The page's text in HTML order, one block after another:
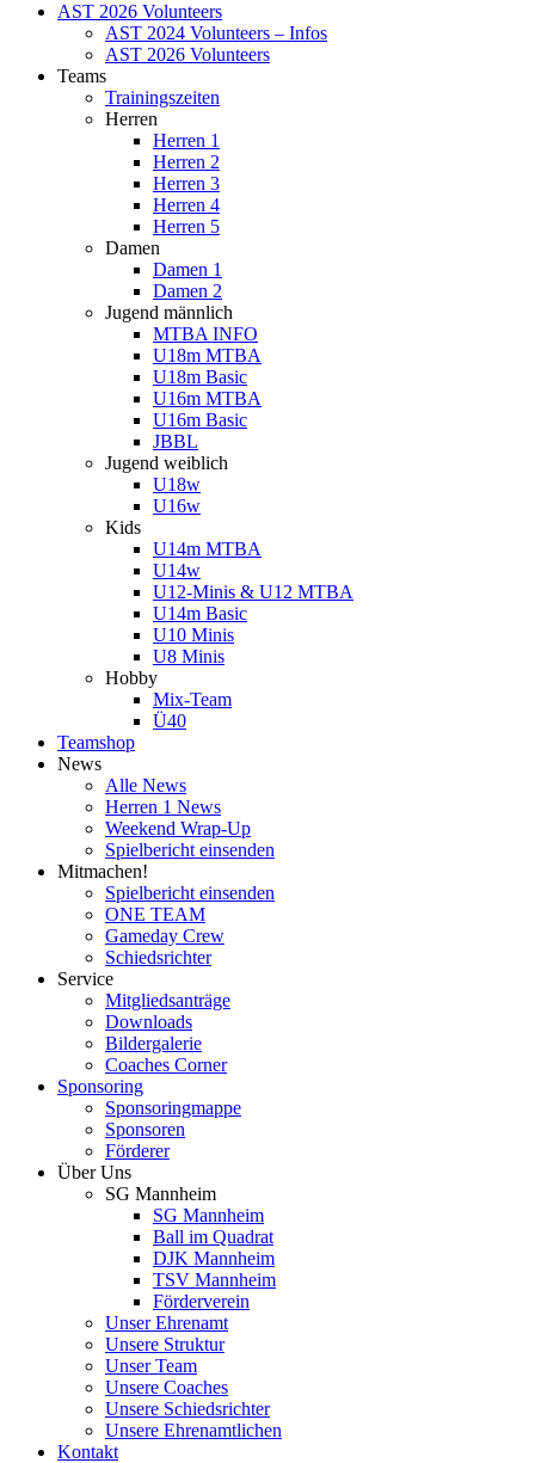
AST 2026 Volunteers
AST 2024 Volunteers – Infos
AST 2026 Volunteers
Teams
Trainingszeiten
Herren
Herren 1
Herren 2
Herren 3
Herren 4
Herren 5
Damen
Damen 1
Damen 2
Jugend männlich
MTBA INFO
U18m MTBA
U18m Basic
U16m MTBA
U16m Basic
JBBL
Jugend weiblich
U18w
U16w
Kids
U14m MTBA
U14w
U12-Minis & U12 MTBA
U14m Basic
U10 Minis
U8 Minis
Hobby
Mix-Team
Ü40
Teamshop
News
Alle News
Herren 1 News
Weekend Wrap-Up
Spielbericht einsenden
Mitmachen!
Spielbericht einsenden
ONE TEAM
Gameday Crew
Schiedsrichter
Service
Mitgliedsanträge
Downloads
Bildergalerie
Coaches Corner
Sponsoring
Sponsoringmappe
Sponsoren
Förderer
Über Uns
SG Mannheim
SG Mannheim
Ball im Quadrat
DJK Mannheim
TSV Mannheim
Förderverein
Unser Ehrenamt
Unsere Struktur
Unser Team
Unsere Coaches
Unsere Schiedsrichter
Unsere Ehrenamtlichen
Kontakt